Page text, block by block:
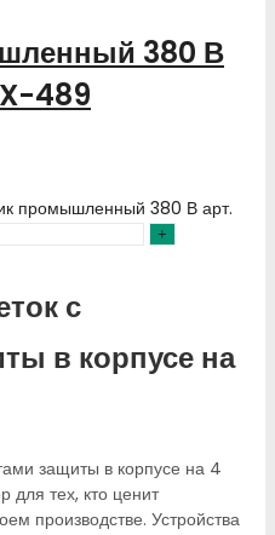
380 В
489
промышленный 380 В арт.
с
в корпусе на
защиты в корпусе на 4
тех, кто ценит
производстве. Устройства